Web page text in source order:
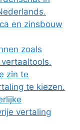
en zinsbouw
zoals
zin te
te kiezen.
vertaling